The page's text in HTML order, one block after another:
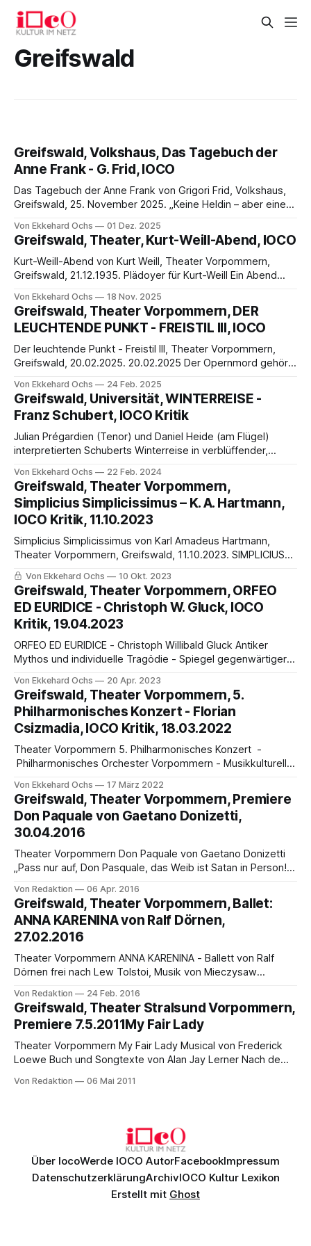
Greifswald
Greifswald, Volkshaus, Das Tagebuch der
Anne Frank - G. Frid, IOCO
Das Tagebuch der Anne Frank von Grigori Frid, Volkshaus,
Greifswald, 25. November 2025. „Keine Heldin – aber eine
das hat man am Theater Vorpommern gelernt. Geht es
doch darum, für das seit drei Jahren geschlossene und
noch auf diverse Jahre geschlossen bleibende
Von Ekkehard Ochs 01 Dez. 2025
Greifswald, Theater, Kurt-Weill-Abend, IOCO
Kurt-Weill-Abend von Kurt Weill, Theater Vorpommern,
Greifswald, 21.12.1935. Plädoyer für Kurt-Weill Ein Abend
eines Macki Messer oder das Lied der Seeräuberjenny aus
Bertolt Brechts (Text) und Kurt Weills (Musik) kultischem
Musiktheaterstück „Dreigroschenoper“! Aber das war es
Von Ekkehard Ochs 18 Nov. 2025
Greifswald, Theater Vorpommern, DER
LEUCHTENDE PUNKT - FREISTIL III, IOCO
Der leuchtende Punkt - Freistil III, Theater Vorpommern,
Greifswald, 20.02.2025. 20.02.2025 Der Opernmord gehört
das schon mal musiktheatralisch diskutiert „Am Anfang war
die Freiheit – eine überraschend ungewohnte Freiheit,
nahezu grenzenlos gestalten zu dürfen, gepaart mit dem
inneren Drang, gestalten
Von Ekkehard Ochs 24 Feb. 2025
Greifswald, Universität, WINTERREISE -
Franz Schubert, IOCO Kritik
Julian Prégardien (Tenor) und Daniel Heide (am Flügel)
interpretierten Schuberts Winterreise in verblüffender,
Prägnanz
Von Ekkehard Ochs 22 Feb. 2024
Greifswald, Theater Vorpommern,
Simplicius Simplicissimus – K. A. Hartmann,
IOCO Kritik, 11.10.2023
Simplicius Simplicissimus von Karl Amadeus Hartmann,
Theater Vorpommern, Greifswald, 11.10.2023. SIMPLICIUS
SIMPLICISSIMUS – Kammeroper – Karl Amadeus Hartmann –
H. J. Chr. Grimmelshausen „Dieser Ton ist antifaschistisch
und humanitär, auch humanistisch und weltoffen“ – Hans
Werner Henze von Ekkehard Ochs Großes Aufatmen bei
Greifswalds Konzert- und Theaterfreunden. Für das seit
einem Jahr
Von Ekkehard Ochs 10 Okt. 2023
Greifswald, Theater Vorpommern, ORFEO
ED EURIDICE - Christoph W. Gluck, IOCO
Kritik, 19.04.2023
ORFEO ED EURIDICE - Christoph Willibald Gluck Antiker
Mythos und individuelle Tragödie - Spiegel gegenwärtiger
Konzertfreunden des Theater Greifswald stehen harte
Zeiten bevor. Ihr Großes Haus, ein 1915 fertiggestellter
großer Gebäudekomplex von Theater (seinerzeit 750
Plätze) und Stadthalle mit zwei Veranstaltungssälen
(seinerzeit rund 1000 Plätze)
Von Ekkehard Ochs 20 Apr. 2023
Greifswald, Theater Vorpommern, 5.
Philharmonisches Konzert - Florian
Csizmadia, IOCO Kritik, 18.03.2022
Theater Vorpommern 5. Philharmonisches Konzert -
Philharmonisches Orchester Vorpommern - Musikkultureller
Die Musen kehren zurück! Und auch der Musik kann man
nun erneut dort begegnen, wo sie zu lange schon fehlte: in
den Theatern und Konzertsälen. Auch in Mecklenburg-
Vorpommern, wo eine vorauseilend rigide Corona-
Von Ekkehard Ochs 17 März 2022
Greifswald, Theater Vorpommern, Premiere
Don Paquale von Gaetano Donizetti,
30.04.2016
Theater Vorpommern Don Paquale von Gaetano Donizetti
„Pass nur auf, Don Pasquale, das Weib ist Satan in Person!“
Donizetti nach Angelo Anelli Premiere: 30.4.2016
Greifswald, weitere Vorstellungen: 4.5.2016 Greiswald,
21.5.2016 Stralsund, 4.6.2016 Stralsund, 10.6.2016
Von Redaktion 06 Apr. 2016
Greifswald, Theater Vorpommern, Ballet:
ANNA KARENINA von Ralf Dörnen,
27.02.2016
Theater Vorpommern ANNA KARENINA - Ballett von Ralf
Dörnen frei nach Lew Tolstoi, Musik von Mieczysaw
Greifswald, weitere Vorstellungen:, 05.03.2016 19:30 Uhr
Großes Haus, Greifswald, 25.03.2016 19:30 Uhr Großes
Haus, Stralsund, 29.04.2016 19:30 Uhr
Von Redaktion 24 Feb. 2016
Greifswald, Theater Stralsund Vorpommern,
Premiere 7.5.2011My Fair Lady
Theater Vorpommern My Fair Lady Musical von Frederick
Loewe Buch und Songtexte von Alan Jay Lerner Nach dem
Film von Gabriel Pascal Musikalische Leitung: Egbert Funk
Von Redaktion 06 Mai 2011
Über IocoWerde IOCO AutorFacebookImpressum
DatenschutzerklärungArchivIOCO Kultur Lexikon
Erstellt mit Ghost